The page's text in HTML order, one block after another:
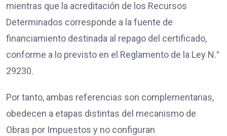
mientras que la acreditación de los Recursos
Determinados corresponde a la fuente de
financiamiento destinada al repago del certificado,
conforme a lo previsto en el Reglamento de la Ley N.°
29230.
Por tanto, ambas referencias son complementarias,
obedecen a etapas distintas del mecanismo de
Obras por Impuestos y no configuran